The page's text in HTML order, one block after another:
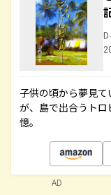
子供の頃から夢見
が、島で出合うト
憶。
AD